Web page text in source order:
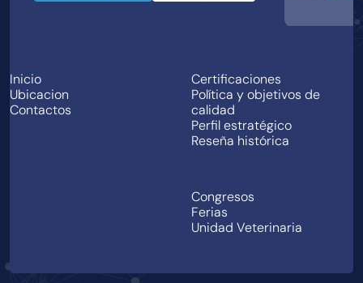
Inicio
Ubicacion
Contactos
Certificaciones
Política y objetivos de
calidad
Perfil estratégico
Reseña histórica
Congresos
Ferias
Unidad Veterinaria